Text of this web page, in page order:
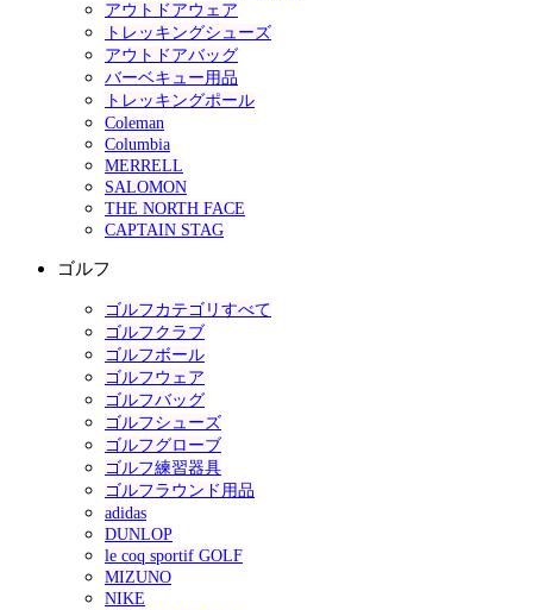
アウトドアウェア
トレッキングシューズ
アウトドアバッグ
バーベキュー用品
トレッキングポール
Coleman
Columbia
MERRELL
SALOMON
THE NORTH FACE
CAPTAIN STAG
ゴルフ
ゴルフカテゴリすべて
ゴルフクラブ
ゴルフボール
ゴルフウェア
ゴルフバッグ
ゴルフシューズ
ゴルフグローブ
ゴルフ練習器具
ゴルフラウンド用品
adidas
DUNLOP
le coq sportif GOLF
MIZUNO
NIKE